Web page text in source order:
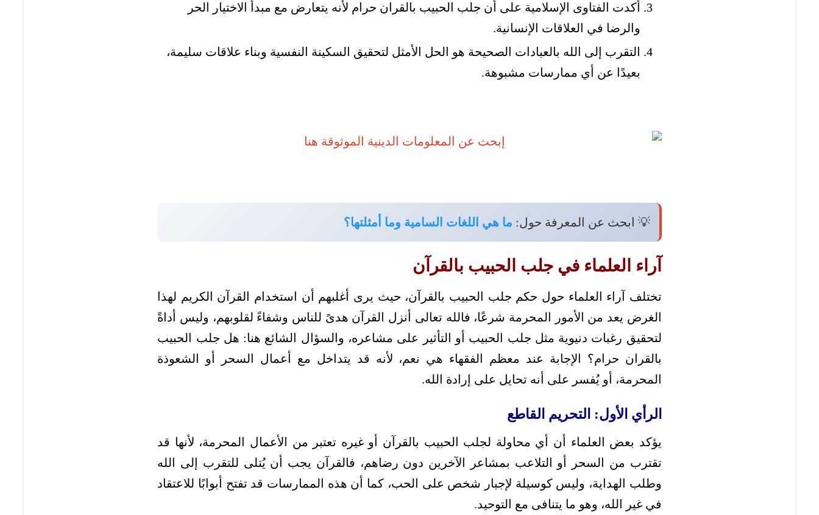
أكدت الفتاوى الإسلامية على أن جلب الحبيب بالقران حرام لأنه يتعارض مع مبدأ الاختيار الحر
والرضا في العلاقات الإنسانية.
التقرب إلى الله بالعبادات الصحيحة هو الحل الأمثل لتحقيق السكينة النفسية وبناء علاقات سليمة،
بعيدًا عن أي ممارسات مشبوهة.
💡 ابحث عن المعرفة حول: ما هي اللغات السامية وما أمثلتها؟
آراء العلماء في جلب الحبيب بالقرآن
تختلف آراء العلماء حول حكم جلب الحبيب بالقرآن، حيث يرى أغلبهم أن استخدام القرآن الكريم لهذا
الغرض يعد من الأمور المحرمة شرعًا، فالله تعالى أنزل القرآن هدىً للناس وشفاءً لقلوبهم، وليس أداةً
لتحقيق رغبات دنيوية مثل جلب الحبيب أو التأثير على مشاعره، والسؤال الشائع هنا: هل جلب الحبيب
بالقران حرام؟ الإجابة عند معظم الفقهاء هي نعم، لأنه قد يتداخل مع أعمال السحر أو الشعوذة
المحرمة، أو يُفسر على أنه تحايل على إرادة الله.
الرأي الأول: التحريم القاطع
يؤكد بعض العلماء أن أي محاولة لجلب الحبيب بالقرآن أو غيره تعتبر من الأعمال المحرمة، لأنها قد
تقترب من السحر أو التلاعب بمشاعر الآخرين دون رضاهم، فالقرآن يجب أن يُتلى للتقرب إلى الله
وطلب الهداية، وليس كوسيلة لإجبار شخص على الحب، كما أن هذه الممارسات قد تفتح أبوابًا للاعتقاد
في غير الله، وهو ما يتنافى مع التوحيد.